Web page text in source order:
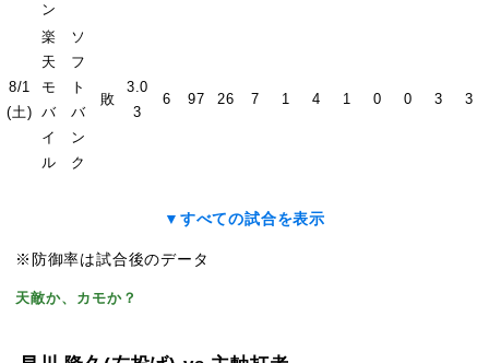
ン
8/1
(土)
楽
天
モ
バ
イ
ル
ソ
フ
ト
バ
ン
ク
敗
3.0
3
6 97 26 7 1 4 1 0 0 3 3
▼すべての試合を表示
※防御率は試合後のデータ
天敵か、カモか？